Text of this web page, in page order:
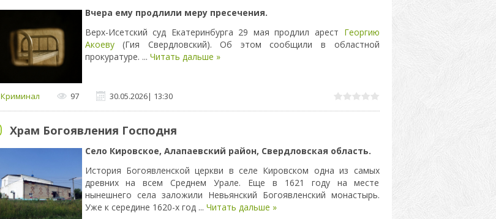
Вчера ему продлили меру пресечения.
Верх-Исетский суд Екатеринбурга 29 мая продлил арест Георгию
Акоеву(Гия Свердловский). Об этом сообщили в областной
прокуратуре. ... Читать дальше »
Криминал 97 30.05.2026| 13:30
Храм Богоявления Господня
Село Кировское, Алапаевский район, Свердловская область.
История Богоявленской церкви в селе Кировском одна из самых
древних на всем Среднем Урале. Еще в 1621 году на месте
нынешнего села заложили Невьянский Богоявленский монастырь.
Уже к середине 1620-х год ... Читать дальше »